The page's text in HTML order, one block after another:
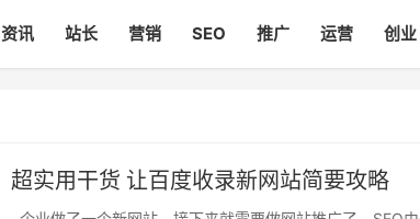
资讯 站长 营销 SEO 推广 运营 创业
超实用干货 让百度收录新网站简要攻略